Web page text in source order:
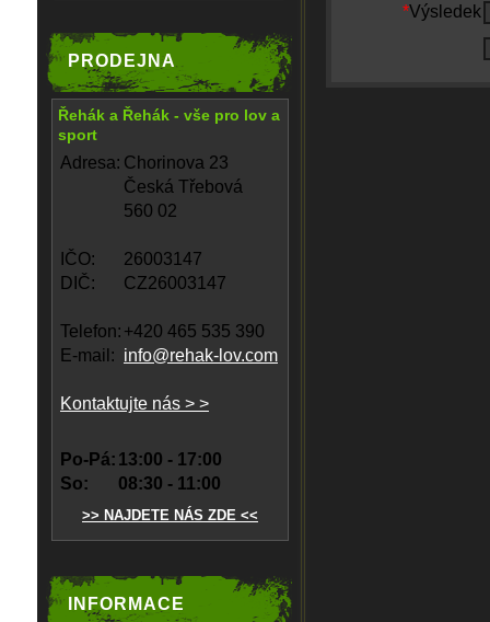
PRODEJNA
Řehák a Řehák - vše pro lov a
sport
Adresa: Chorinova 23
Česká Třebová
560 02
IČO:
26003147
DIČ:
CZ26003147
Telefon: +420 465 535 390
E-mail: info@rehak-lov.com
Kontaktujte nás > >
Po-Pá: 13:00 - 17:00
So:
08:30 - 11:00
>> NAJDETE NÁS ZDE <<
INFORMACE
*Výsledek